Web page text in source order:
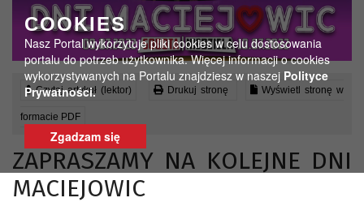
COOKIES
Nasz Portal wykorzytuje pliki cookies w celu dostosowania
portalu do potrzeb użytkownika. Więcej informacji o cookies
wykorzystywanych na Portalu znajdziesz w naszej Polityce
Prywatności.
Zgadzam się
Czytaj artykuł (lektor) Drukuj stronę Wyświetl stronę w
formacie PDF
ZAPRASZAMY NA KOLEJNE DNI
MACIEJOWIC